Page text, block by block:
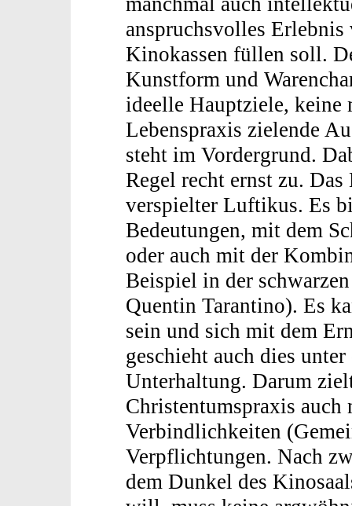
anspruchsvolles
Kinokassen füllen soll.
Kunstform und
ideelle Hauptziele, keine
Lebenspraxis zielende
steht im Vordergrund.
Regel recht ernst zu.
verspielter Luftikus. Es
Bedeutungen, mit dem
oder auch mit der
Beispiel in der
Quentin Tarantino). Es
sein und sich mit dem
geschieht auch dies
Unterhaltung. Darum
Christentumspraxis auch
Verbindlichkeiten
Verpflichtungen. Nach
dem Dunkel des